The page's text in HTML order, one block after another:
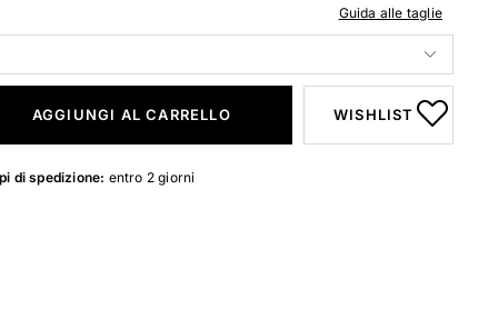
Guida alle taglie
AGGIUNGI AL CARRELLO WISHLIST
di spedizione: entro 2 giorni